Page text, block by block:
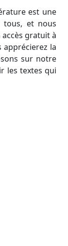
est une
tous, et nous
gratuit à
apprécierez la
sur notre
les textes qui